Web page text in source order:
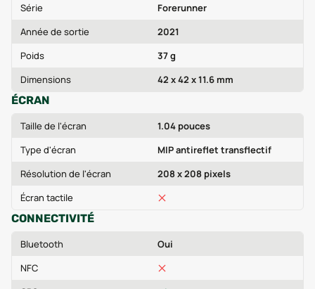
Série
Forerunner
Année de sortie
2021
Poids
37 g
Dimensions
42 x 42 x 11.6 mm
ÉCRAN
Taille de l'écran
1.04 pouces
Type d'écran
MIP antireflet transflectif
Résolution de l'écran
208 x 208 pixels
Écran tactile
CONNECTIVITÉ
Bluetooth
Oui
NFC